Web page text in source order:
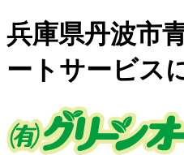
兵庫県丹波市
ートサービス